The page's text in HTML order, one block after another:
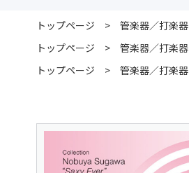
トップページ 管楽器／打楽器
トップページ
管楽器／打楽器
トップページ
管楽器／打楽器